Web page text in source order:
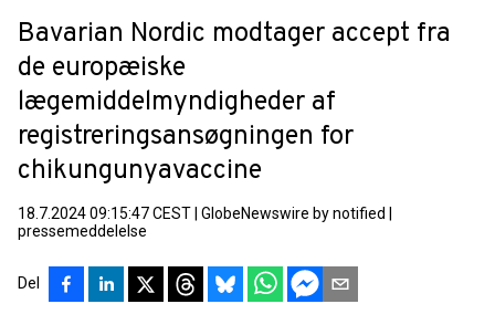
Bavarian Nordic modtager accept fra
de europæiske
lægemiddelmyndigheder af
registreringsansøgningen for
chikungunyavaccine
18.7.2024 09:15:47 CEST GlobeNewswire by notified
pressemeddelelse
Del